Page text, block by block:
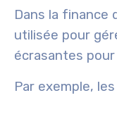
Dans la finance
utilisée pour
écrasantes
Par exemple,